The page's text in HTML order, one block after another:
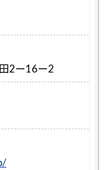
2ー16ー2